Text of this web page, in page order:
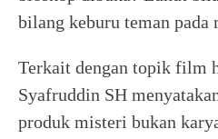
bilang keburu teman pada
Terkait dengan topik film
Syafruddin SH
produk misteri bukan